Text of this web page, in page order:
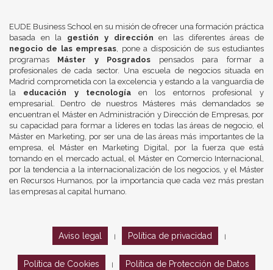
EUDE Business School en su misión de ofrecer una formación práctica
basada en la gestión y dirección en las diferentes áreas de
negocio de las empresas, pone a disposición de sus estudiantes
programas Máster y Posgrados pensados para formar a
profesionales de cada sector. Una escuela de negocios situada en
Madrid comprometida con la excelencia y estando a la vanguardia de
la educación y tecnologíaen los entornos profesional y
empresarial. Dentro de nuestros Másteres más demandados se
encuentran el Máster en Administración y Dirección de Empresas, por
su capacidad para formar a líderes en todas las áreas de negocio, el
Máster en Marketing, por ser una de las áreas más importantes de la
empresa, el Máster en Marketing Digital, por la fuerza que está
tomando en el mercado actual, el Máster en Comercio Internacional,
por la tendencia a la internacionalización de los negocios, y el Máster
en Recursos Humanos, por la importancia que cada vez más prestan
las empresas al capital humano.
Aviso legal Política de privacidad
Política de Cookies Política de Protección de Datos